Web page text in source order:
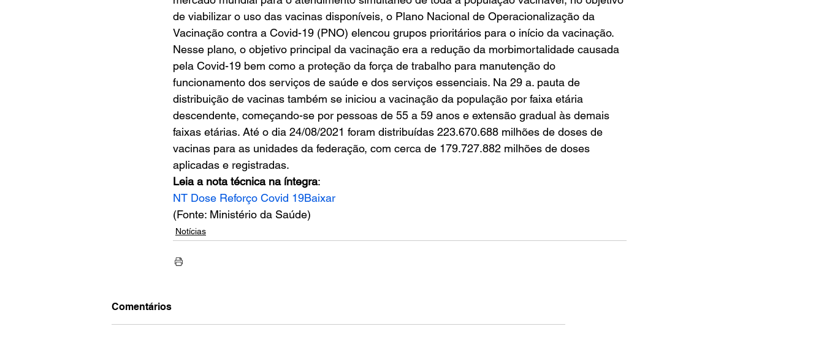
de viabilizar o uso das vacinas disponíveis, o Plano Nacional de Operacionalização da
Vacinação contra a Covid-19 (PNO) elencou grupos prioritários para o início da vacinação.
Nesse plano, o objetivo principal da vacinação era a redução da morbimortalidade causada
pela Covid-19 bem como a proteção da força de trabalho para manutenção do
funcionamento dos serviços de saúde e dos serviços essenciais. Na 29 a. pauta de
distribuição de vacinas também se iniciou a vacinação da população por faixa etária
descendente, começando-se por pessoas de 55 a 59 anos e extensão gradual às demais
faixas etárias. Até o dia 24/08/2021 foram distribuídas 223.670.688 milhões de doses de
vacinas para as unidades da federação, com cerca de 179.727.882 milhões de doses
aplicadas e registradas.
Leia a nota técnica na íntegra:
NT Dose Reforço Covid 19Baixar
(Fonte: Ministério da Saúde)
Notícias
Comentários